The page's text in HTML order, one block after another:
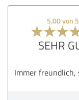
5,00 von 5
SEHR
Immer freundlich,